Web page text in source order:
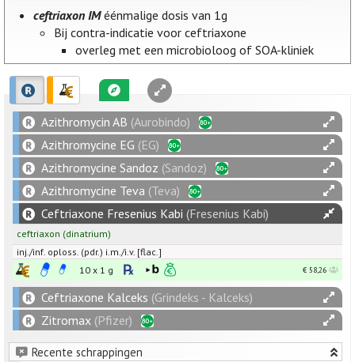
ceftriaxon IMéénmalige dosis van 1g
Bij contra-indicatie voor ceftriaxone
overleg met een microbioloog of SOA-kliniek
Azithromycin AB (Aurobindo)
Azithromycine EG (EG)
Azithromycine Sandoz (Sandoz)
Azithromycine Teva (Teva)
Ceftriaxone Fresenius Kabi (Fresenius Kabi)
ceftriaxon (dinatrium)
inj./inf. oploss. (pdr.) i.m./i.v. [flac.]
10 x 1 g € 58,26
Ceftriaxone Kalceks (Grindeks - Kalceks)
Zitromax (Pfizer)
Recente schrappingen